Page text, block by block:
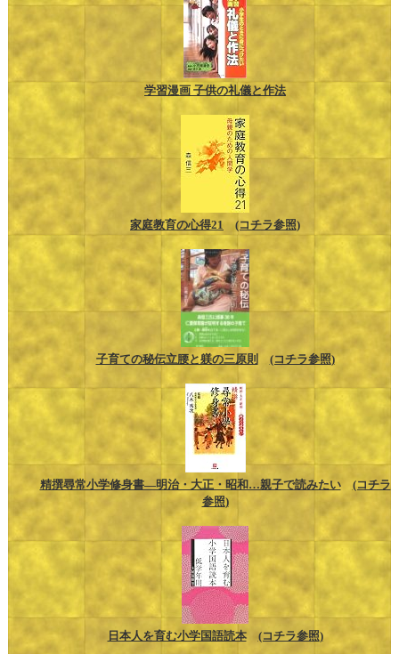
学習漫画 子供の礼儀と作法
家庭教育の心得21 (コチラ参照)
子育ての秘伝立腰と躾の三原則 (コチラ参照)
精撰尋常小学修身書―明治・大正・昭和…親子で読みたい
(コチラ
参照)
日本人を育む小学国語読本 (コチラ参照)